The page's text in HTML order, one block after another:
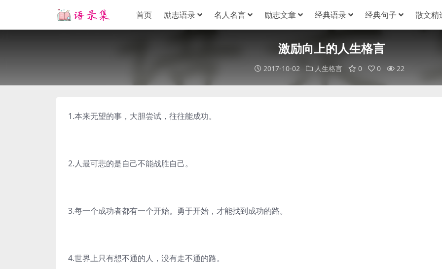
首页 励志语录 名人名言 励志文章 经典语录 经典句子 散文精
激励向上的人生格言
2017-10-02 人生格言 0 0 22
1.本来无望的事，大胆尝试，往往能成功。
2.人最可悲的是自己不能战胜自己。
3.每一个成功者都有一个开始。勇于开始，才能找到成功的路。
4.世界上只有想不通的人，没有走不通的路。